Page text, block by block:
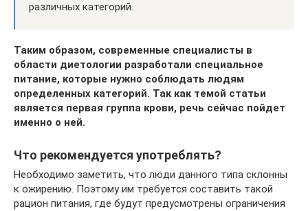
различных категорий.
Таким образом, современные специалисты в
области диетологии разработали специальное
питание, которые нужно соблюдать людям
определенных категорий. Так как темой статьи
является первая группа крови, речь сейчас пойдет
именно о ней.
Что рекомендуется употреблять?
Необходимо заметить, что люди данного типа склонны
к ожирению. Поэтому им требуется составить такой
рацион питания, где будут предусмотрены ограничения